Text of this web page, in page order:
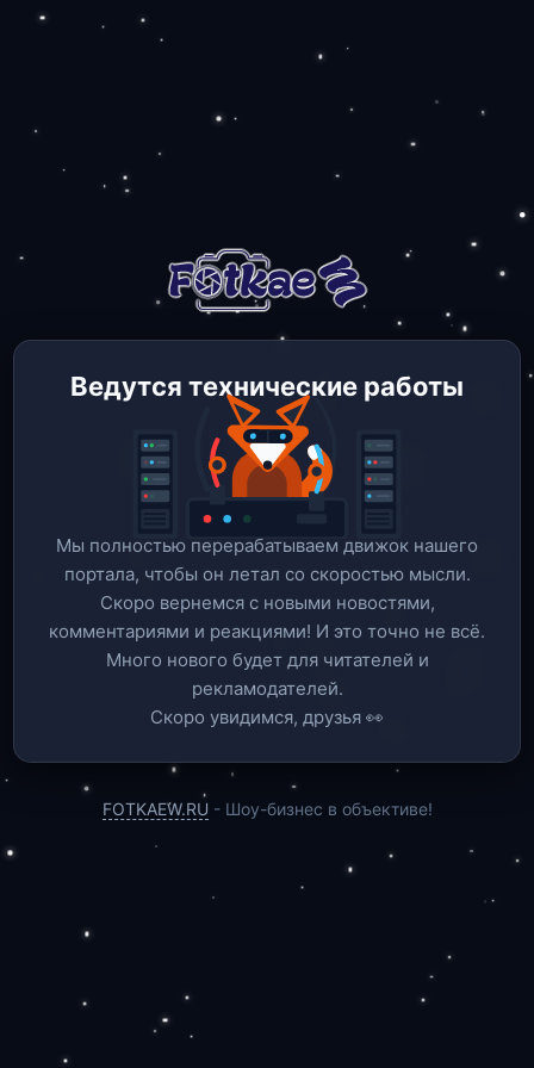
Ведутся технические работы
Мы полностью перерабатываем движок нашего
портала, чтобы он летал со скоростью мысли.
Скоро вернемся c новыми новостями,
комментариями и реакциями! И это точно не всё.
Много нового будет для читателей и
рекламодателей.
Скоро увидимся, друзья 👀
FOTKAEW.RU - Шоу-бизнес в объективе!